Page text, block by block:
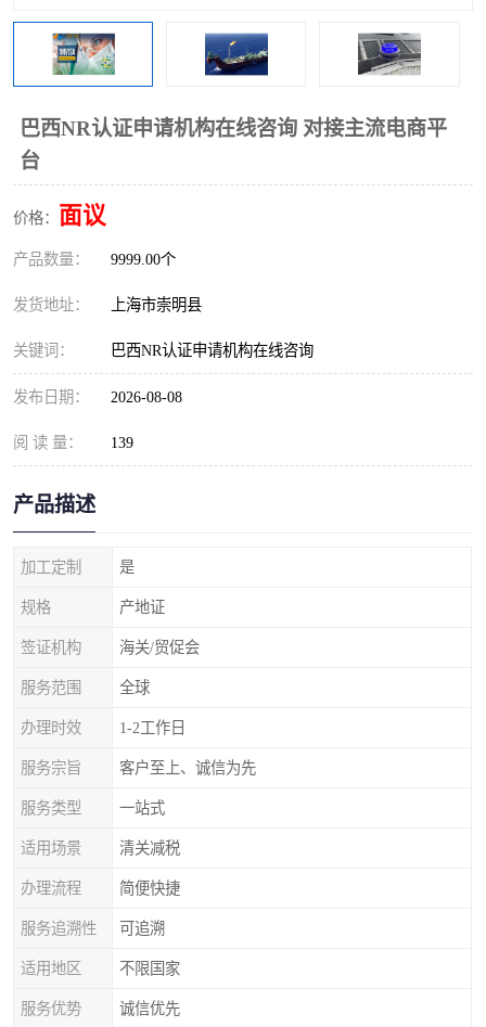
巴西NR认证申请机构在线咨询 对接主流电商平
台
价格： 面议
产品数量： 9999.00个
发货地址： 上海市崇明县
关键词： 巴西NR认证申请机构在线咨询
发布日期： 2026-08-08
阅 读 量： 139
产品描述
加工定制 是
规格 产地证
签证机构 海关/贸促会
服务范围 全球
办理时效 1-2工作日
服务宗旨 客户至上、诚信为先
服务类型 一站式
适用场景 清关减税
办理流程 简便快捷
服务追溯性 可追溯
适用地区 不限国家
服务优势 诚信优先